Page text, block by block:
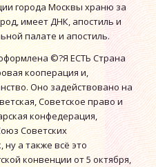
города Москвы храню за
имеет ДНК, апостиль и
палате и апостиль.
©?Я ЕСТЬ Страна
кооперация и,
Оно задействовано на
Советское право и
конфедерация,
Советских
ну а также всё это
конвенции от 5 октября,